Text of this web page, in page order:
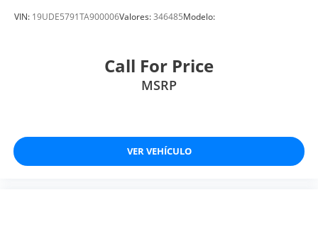
VIN: 19UDE5791TA900006Valores:346485Modelo:
Call For Price
MSRP
VER VEHÍCULO